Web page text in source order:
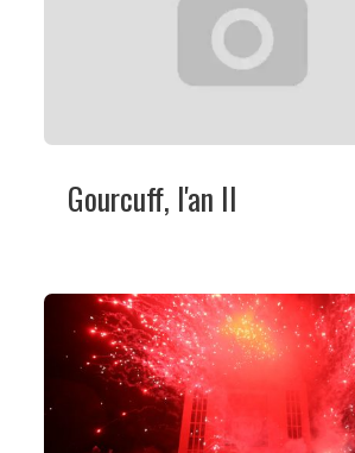
Gourcuff, l'an II